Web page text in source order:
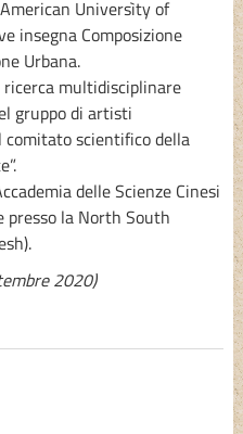
Universìty of
insegna Composizione
Urbana.
multidisciplinare
gruppo di artisti
comitato scientifico della
delle Scienze Cinesi
presso la North South
2020)